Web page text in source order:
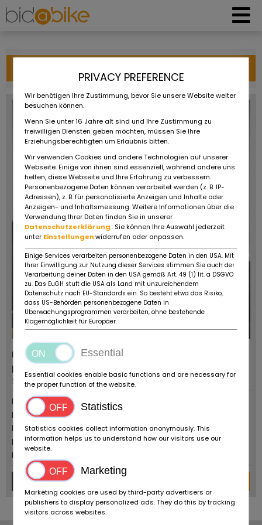
motorido GmbH
PSČ/Poloha:
58513 Lüdenscheid
Adresa:
Mühlhagener Weg 12
Ford (USA)
BMW
Ferrari
Lamborghini
Porsche
Viac detailov
PRIVACY PREFERENCE
Wir benötigen Ihre Zustimmung, bevor Sie unsere Website weiter
besuchen können.
Wenn Sie unter 16 Jahre alt sind und Ihre Zustimmung zu
freiwilligen Diensten geben möchten, müssen Sie Ihre
Erziehungsberechtigten um Erlaubnis bitten.
Wir verwenden Cookies und andere Technologien auf unserer
Webseite. Einige von ihnen sind essenziell, während andere uns
helfen, diese Webseite und Ihre Erfahrung zu verbessern.
Personenbezogene Daten können verarbeitet werden (z. B. IP-
Adressen), z. B. für personalisierte Anzeigen und Inhalte oder
Anzeigen- und Inhaltsmessung. Weitere Informationen über die
Verwendung Ihrer Daten finden Sie in unserer
Datenschutzerklärung. Sie können Ihre Auswahl jederzeit
unter Einstellungenwiderrufen oder anpassen.
Einige Services verarbeiten personenbezogene Daten in den USA. Mit
Ihrer Einwilligung zur Nutzung dieser Services stimmen Sie auch der
Verarbeitung deiner Daten in den USA gemäß Art. 49 (1) lit. a DSGVO
zu. Das EuGH stuft die USA als Land mit unzureichendem
Datenschutz nach EU-Standards ein. So besteht etwa das Risiko,
dass US-Behörden personenbezogene Daten in
Überwachungsprogrammen verarbeiten, ohne bestehende
Klagemöglichkeit für Europäer.
Essential
Essential cookies enable basic functions and are necessary for
the proper function of the website.
Statistics
Statistics cookies collect information anonymously. This
information helps us to understand how our visitors use our
website.
Marketing
Marketing cookies are used by third-party advertisers or
publishers to display personalized ads. They do this by tracking
visitors across websites.